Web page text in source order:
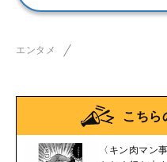
エンタメ
こちら
〈キン肉マン